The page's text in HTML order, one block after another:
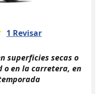
1 Revisar
superficies secas o
o en la carretera, en